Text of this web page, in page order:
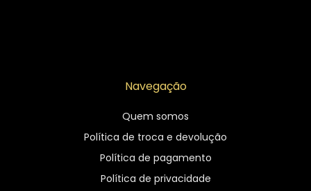
Navegação
Quem somos
Política de troca e devolução
Política de pagamento
Política de privacidade